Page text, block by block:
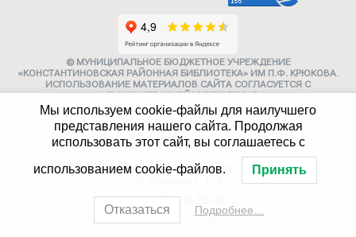
Мы используем cookie-файлы для наилучшего
представления нашего сайта. Продолжая
использовать этот сайт, вы соглашаетесь с
использованием cookie-файлов. Принять
Отказаться Подробнее…
© МУНИЦИПАЛЬНОЕ БЮДЖЕТНОЕ УЧРЕЖДЕНИЕ
«КОНСТАНТИНОВСКАЯ РАЙОННАЯ БИБЛИОТЕКА» ИМ П.Ф. КРЮКОВА.
ИСПОЛЬЗОВАНИЕ МАТЕРИАЛОВ САЙТА СОГЛАСУЕТСЯ С
АДМИНИСТРАЦИЕЙ УЧРЕЖДЕНИЯ
Карта сайта
Политика конфиденциальности
347252, г. Константиновск,
8 (86393) 6-10-32
konstlib2017@yandex.ru